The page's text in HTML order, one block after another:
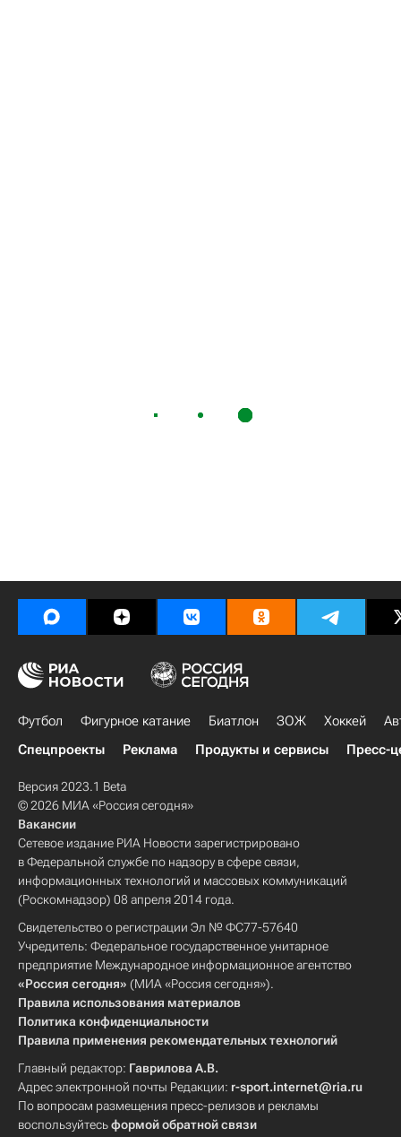
Футбол Фигурное катание Биатлон ЗОЖ Хоккей
Спецпроекты
Реклама Продукты и сервисы Пресс-
Версия 2023.1 Beta
© 2026 МИА «Россия сегодня»
Вакансии
Сетевое издание РИА Новости зарегистрировано
в Федеральной службе по надзору в сфере связи,
информационных технологий и массовых коммуникаций
(Роскомнадзор) 08 апреля 2014 года.
Свидетельство о регистрации Эл № ФС77-57640
Учредитель: Федеральное государственное унитарное
предприятие Международное информационное агентство
«Россия сегодня» (МИА «Россия сегодня»).
Правила использования материалов
Политика конфиденциальности
Правила применения рекомендательных технологий
Главный редактор: Гаврилова А.В.
Адрес электронной почты Редакции: r-sport.internet@ria.ru
По вопросам размещения пресс-релизов и рекламы
воспользуйтесьформой обратной связи